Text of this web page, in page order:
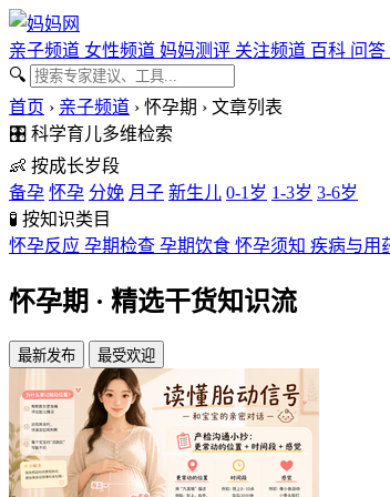
亲子频道 女性频道 妈妈测评 关注频道 百科 问答
🔍
首页 › 亲子频道 › 怀孕期 › 文章列表
🎛️ 科学育儿多维检索
👶 按成长岁段
备孕 怀孕 分娩 月子 新生儿 0-1岁 1-3岁 3-6岁
🧪 按知识类目
怀孕反应 孕期检查 孕期饮食 怀孕须知 疾病与用
怀孕期 · 精选干货知识流
最新发布 最受欢迎